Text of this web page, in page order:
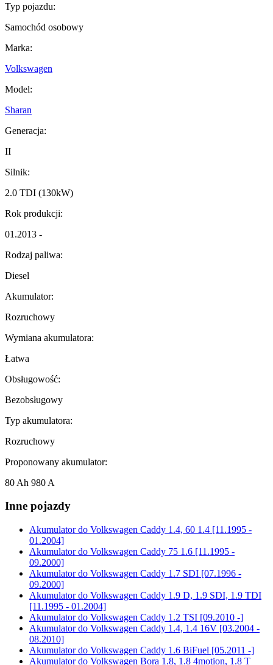
Typ pojazdu:
Samochód osobowy
Marka:
Volkswagen
Model:
Sharan
Generacja:
II
Silnik:
2.0 TDI (130kW)
Rok produkcji:
01.2013 -
Rodzaj paliwa:
Diesel
Akumulator:
Rozruchowy
Wymiana akumulatora:
Łatwa
Obsługowość:
Bezobsługowy
Typ akumulatora:
Rozruchowy
Proponowany akumulator:
80 Ah 980 A
Inne pojazdy
Akumulator do Volkswagen Caddy 1.4, 60 1.4 [11.1995 -
01.2004]
Akumulator do Volkswagen Caddy 75 1.6 [11.1995 -
09.2000]
Akumulator do Volkswagen Caddy 1.7 SDI [07.1996 -
09.2000]
Akumulator do Volkswagen Caddy 1.9 D, 1.9 SDI, 1.9 TDI
[11.1995 - 01.2004]
Akumulator do Volkswagen Caddy 1.2 TSI [09.2010 -]
Akumulator do Volkswagen Caddy 1.4, 1.4 16V [03.2004 -
08.2010]
Akumulator do Volkswagen Caddy 1.6 BiFuel [05.2011 -]
Akumulator do Volkswagen Bora 1.8, 1.8 4motion, 1.8 T